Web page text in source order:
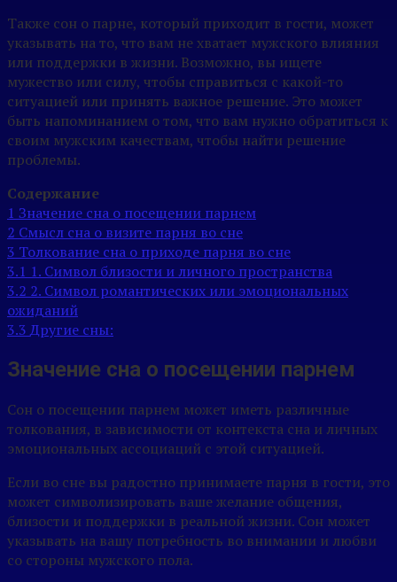
Также сон о парне, который приходит в гости, может
указывать на то, что вам не хватает мужского влияния
или поддержки в жизни. Возможно, вы ищете
мужество или силу, чтобы справиться с какой-то
ситуацией или принять важное решение. Это может
быть напоминанием о том, что вам нужно обратиться к
своим мужским качествам, чтобы найти решение
проблемы.
Содержание
1 Значение сна о посещении парнем
2 Смысл сна о визите парня во сне
3 Толкование сна о приходе парня во сне
3.1 1. Символ близости и личного пространства
3.2 2. Символ романтических или эмоциональных
ожиданий
3.3 Другие сны:
Значение сна о посещении парнем
Сон о посещении парнем может иметь различные
толкования, в зависимости от контекста сна и личных
эмоциональных ассоциаций с этой ситуацией.
Если во сне вы радостно принимаете парня в гости, это
может символизировать ваше желание общения,
близости и поддержки в реальной жизни. Сон может
указывать на вашу потребность во внимании и любви
со стороны мужского пола.